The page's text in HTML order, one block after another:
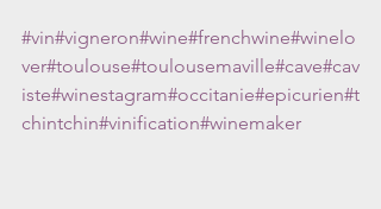
#vin#vigneron#wine#frenchwine#winelo
ver#toulouse#toulousemaville#cave#cav
iste#winestagram#occitanie#epicurien#t
chintchin#vinification#winemaker